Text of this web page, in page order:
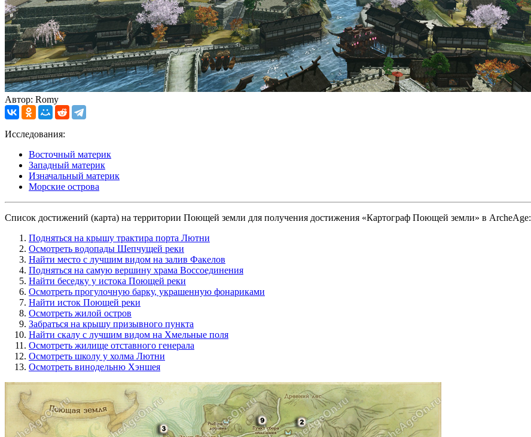
Автор: Romy
Исследования:
Восточный материк
Западный материк
Изначальный материк
Морские острова
Список достижений (карта) на территории Поющей земли для получения достижения «Картограф Поющей земли» в ArcheAge:
Подняться на крышу трактира порта Лютни
Осмотреть водопады Шепчущей реки
Найти место с лучшим видом на залив Факелов
Подняться на самую вершину храма Воссоединения
Найти беседку у истока Поющей реки
Осмотреть прогулочную барку, украшенную фонариками
Найти исток Поющей реки
Осмотреть жилой остров
Забраться на крышу призывного пункта
Найти скалу с лучшим видом на Хмельные поля
Осмотреть жилище отставного генерала
Осмотреть школу у холма Лютни
Осмотреть винодельню Хэншея